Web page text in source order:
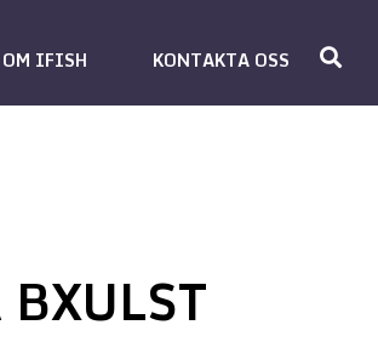
OM IFISH KONTAKTA OSS